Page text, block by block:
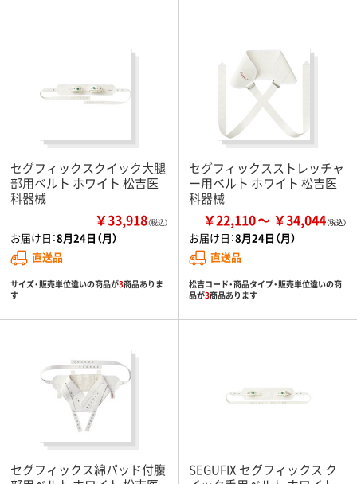
セグフィックスクイック大腿
部用ベルト ホワイト 松吉医
科器械
￥33,918（税込）
お届け日：8月24日（月）
直送品
サイズ・販売単位違いの商品が3商品ありま
す
セグフィックスストレッチャ
ー用ベルト ホワイト 松吉医
科器械
￥22,110 ￥34,044
お届け日：8月24日（月）
直送品
松吉コード・商品タイプ・販売単位違いの商
品が3商品あります
セグフィックス綿パッド付腹
SEGUFIX セグフィックス ク